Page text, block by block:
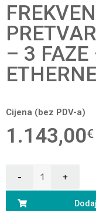
– 3
Cijena (bez PDV-a)
1.143,00€